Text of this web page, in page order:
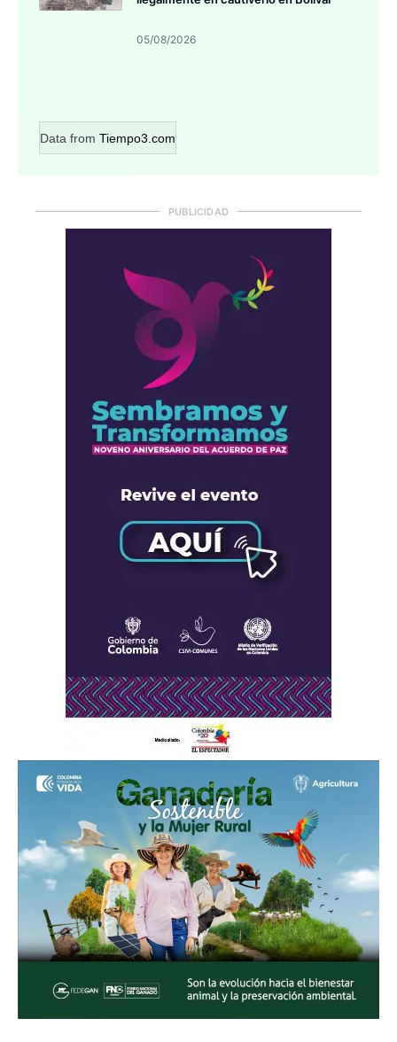
05/08/2026
Data from Tiempo3.com
PUBLICIDAD